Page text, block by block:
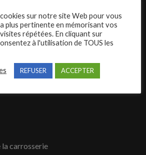
la carrosserie
sur notre site Web pour vous
plus pertinente en mémorisant vos
répétées. En cliquant sur
à l'utilisation de TOUS les
REFUSER ACCEPTER